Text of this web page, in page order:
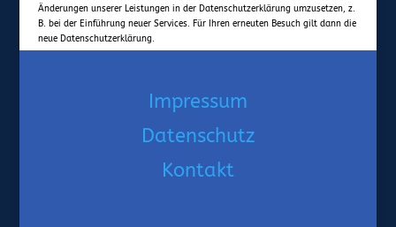
Änderungen unserer Leistungen in der Datenschutzerklärung umzusetzen, z.
B. bei der Einführung neuer Services. Für Ihren erneuten Besuch gilt dann die
neue Datenschutzerklärung.
Impressum
Datenschutz
Kontakt